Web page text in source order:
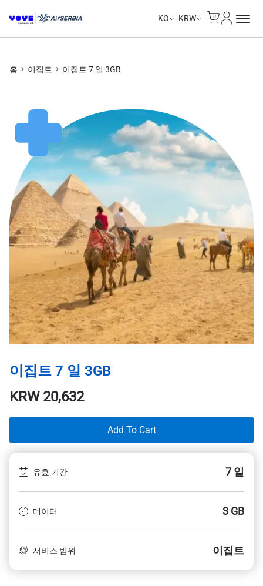
KO KRW
홈 이집트 이집트 7 일 3GB
이집트 7 일 3GB
KRW20,632
Add To Cart
유효 기간 7 일
데이터 3 GB
서비스 범위 이집트